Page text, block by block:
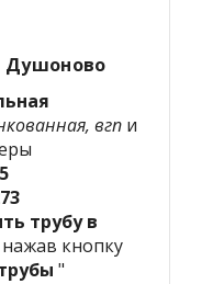
Душоново
вгп и
трубу в
кнопку
"